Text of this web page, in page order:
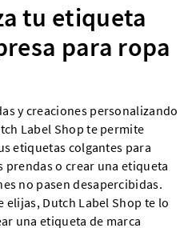
tu etiqueta
para ropa
y creaciones personalizando
Label Shop te permite
etiquetas colgantes para
prendas o crear una etiqueta
no pasen desapercibidas.
elijas, Dutch Label Shop te lo
una etiqueta de marca